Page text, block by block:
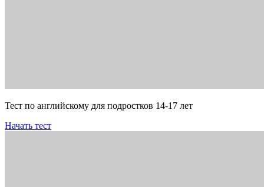
Тест по английскому для подростков 14-17 лет
Начать тест